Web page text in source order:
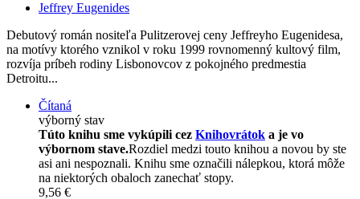
Jeffrey Eugenides
Debutový román nositeľa Pulitzerovej ceny Jeffreyho Eugenidesa,
na motívy ktorého vznikol v roku 1999 rovnomenný kultový film,
rozvíja príbeh rodiny Lisbonovcov z pokojného predmestia
Detroitu...
Čítaná
výborný stav
Túto knihu sme vykúpili cez Knihovrátok a je vo
výbornom stave.Rozdiel medzi touto knihou a novou by ste
asi ani nespoznali. Knihu sme označili nálepkou, ktorá môže
na niektorých obaloch zanechať stopy.
9,56 €